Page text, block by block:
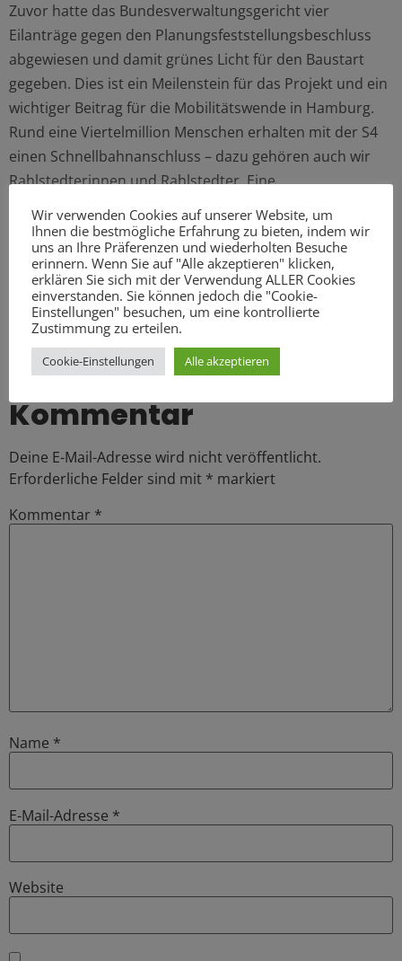
Zuvor hatte das Bundesverwaltungsgericht vier
Eilanträge gegen den Planungsfeststellungsbeschluss
abgewiesen und damit grünes Licht für den Baustart
gegeben. Dies ist ein Meilenstein für das Projekt und ein
wichtiger Beitrag für die Mobilitätswende in Hamburg.
Rund eine Viertelmillion Menschen erhalten mit der S4
einen Schnellbahnanschluss – dazu gehören auch wir
Rahlstedterinnen und Rahlstedter. Eine
Pressemitteilung der SPD-Bürgerschaftsfraktion finden
hier.
Bild: Pixabay
Schreibe einen
Kommentar
Deine E-Mail-Adresse wird nicht veröffentlicht.
Erforderliche Felder sind mit * markiert
Kommentar *
Name *
E-Mail-Adresse *
Website
Wir verwenden Cookies auf unserer Website, um
Ihnen die bestmögliche Erfahrung zu bieten, indem wir
uns an Ihre Präferenzen und wiederholten Besuche
erinnern. Wenn Sie auf "Alle akzeptieren" klicken,
erklären Sie sich mit der Verwendung ALLER Cookies
einverstanden. Sie können jedoch die "Cookie-
Einstellungen" besuchen, um eine kontrollierte
Zustimmung zu erteilen.
Cookie-Einstellungen Alle akzeptieren